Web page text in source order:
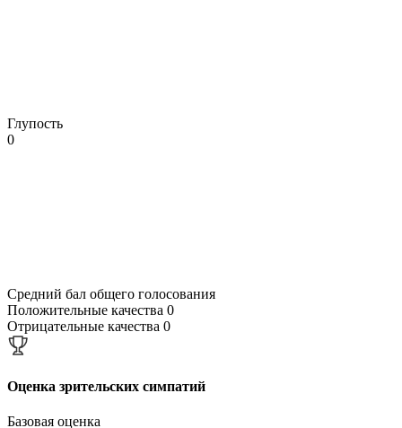
Глупость
0
Средний бал общего голосования
Положительные качества 0
Отрицательные качества 0
Оценка зрительских симпатий
Базовая оценка